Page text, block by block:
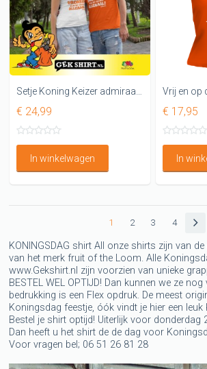
€ 24,99
In winkelwagen
€ 17,95
In
1 2 3 4
KONINGSDAG shirt All onze shirts zijn van
van het merk fruit of the Loom. Alle
www.Gekshirt.nl zijn voorzien van unieke
BESTEL WEL OPTIJD! Dan kunnen we ze nog
bedrukking is een Flex opdruk. De meest
Koningsdag feestje, óók vindt je hier een
Bestel je shirt optijd! Uiterlijk voor donderdag
Dan heeft u het shirt de de dag voor
Voor vragen bel; 06 51 26 81 28